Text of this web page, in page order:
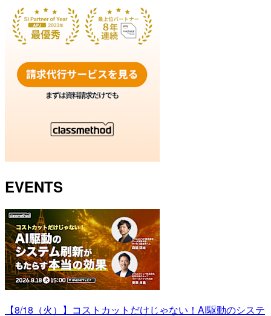
EVENTS
【8/18（火）】コストカットだけじゃない！AI駆動のシステ